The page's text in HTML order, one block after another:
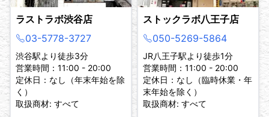
ラストラボ渋谷店
03-5778-3727
渋谷駅より徒歩3分
営業時間：11:00 - 20:00
定休日：なし（年末年始を除
く）
取扱商材: すべて
ストックラボ八王子店
050-5269-5864
JR八王子駅より徒歩1分
営業時間：11:00 - 20:00
定休日：なし（臨時休業・年
末年始を除く）
取扱商材: すべて